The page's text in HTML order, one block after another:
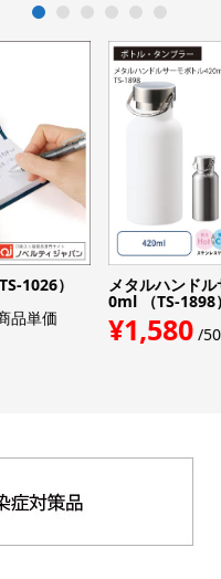
1026）
品単価
メタルハンド
0ml （TS-1898）
¥1,580/50
1 2 3 4 5 6